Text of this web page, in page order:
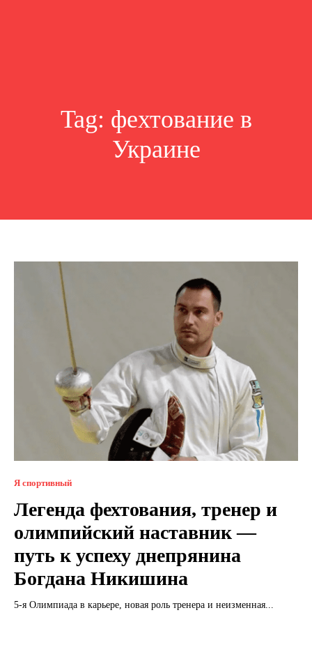
Tag: фехтование в
Украине
Я спортивный
Легенда фехтования, тренер и
олимпийский наставник —
путь к успеху днепрянина
Богдана Никишина
5-я Олимпиада в карьере, новая роль тренера и неизменная...